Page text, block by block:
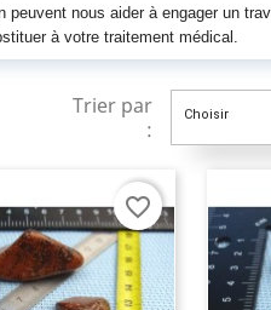
nous aider à engager un
à votre traitement médical.
Trier par
:
Choisir
favorite_border